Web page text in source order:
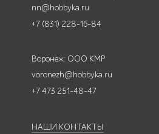
nn@hobbyka.ru
+7 (831) 228-16-84
Воронеж: ООО КМР
voronezh@hobbyka.ru
+7 473 251-48-47
НАШИ КОНТАКТЫ